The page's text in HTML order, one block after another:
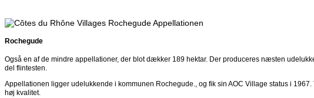
Rochegude
Også en af de mindre appellationer, der blot dækker 189 hektar. Der produceres næsten
del flintesten.
Appellationen ligger udelukkende i kommunen Rochegude., og fik sin AOC Village status i
høj kvalitet.